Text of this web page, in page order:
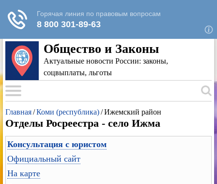
Общество и Законы
Актуальные новости России: законы,
соцвыплаты, льготы
Главная/Коми (республика)/Ижемский район
Отделы Росреестра - село Ижма
Консультация с юристом
Официальный сайт
На карте
Для любых предложений по сайту: rk-
reestr@cp9.ru